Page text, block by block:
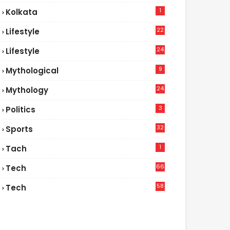
Kolkata 1
Lifestyle
22
Lifestyle
24
Mythological 9
Mythology 24
Politics 3
Sports 32
Tach 1
Tech
66
Tech
58